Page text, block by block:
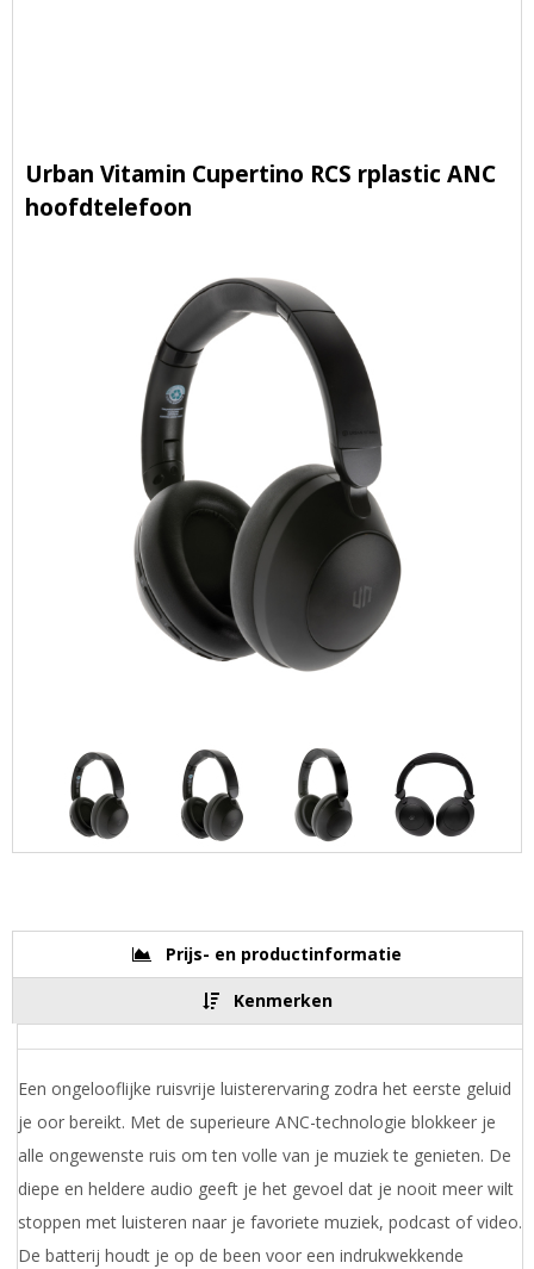
Urban Vitamin Cupertino RCS rplastic ANC
hoofdtelefoon
Prijs- en productinformatie
Kenmerken
Een ongelooflijke ruisvrije luisterervaring zodra het eerste geluid
je oor bereikt. Met de superieure ANC-technologie blokkeer je
alle ongewenste ruis om ten volle van je muziek te genieten. De
diepe en heldere audio geeft je het gevoel dat je nooit meer wilt
stoppen met luisteren naar je favoriete muziek, podcast of video.
De batterij houdt je op de been voor een indrukwekkende